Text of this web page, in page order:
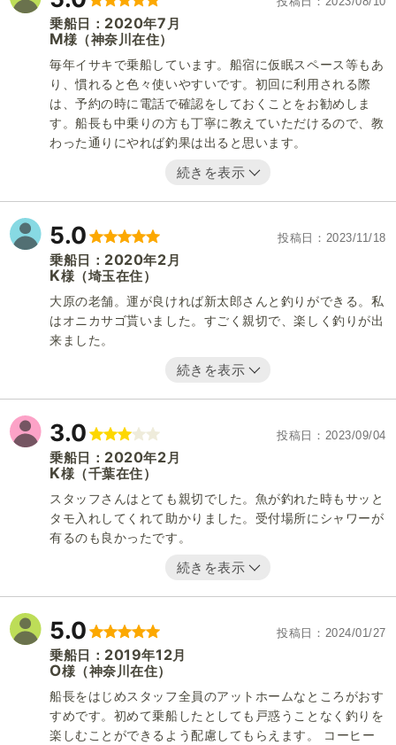
乗船日： 2020年7 月
M様 （神奈川在住）
毎年イサキで乗船しています。船宿に仮眠スペース等もあ
り、慣れると色々使いやすいです。初回に利用される際
は、予約の時に電話で確認をしておくことをお勧めしま
す。船長も中乗りの方も丁寧に教えていただけるので、教
わった通りにやれば釣果は出ると思います。
続きを表示
5.0 投稿日 2023/11/18
乗船日： 2020年2 月
K様 （埼玉在住）
大原の老舗。運が良ければ新太郎さんと釣りができる。私
はオニカサゴ貰いました。すごく親切で、楽しく釣りが出
来ました。
続きを表示
3.0 投稿日 2023/09/04
乗船日： 2020年2 月
K様 （千葉在住）
スタッフさんはとても親切でした。魚が釣れた時もサッと
タモ入れしてくれて助かりました。受付場所にシャワーが
有るのも良かったです。
続きを表示
5.0 投稿日 2024/01/27
乗船日： 2019年12月
O様 （神奈川在住）
船長をはじめスタッフ全員のアットホームなところがおす
すめです。初めて乗船したとしても戸惑うことなく釣りを
楽しむことができるよう配慮してもらえます。 コーヒー